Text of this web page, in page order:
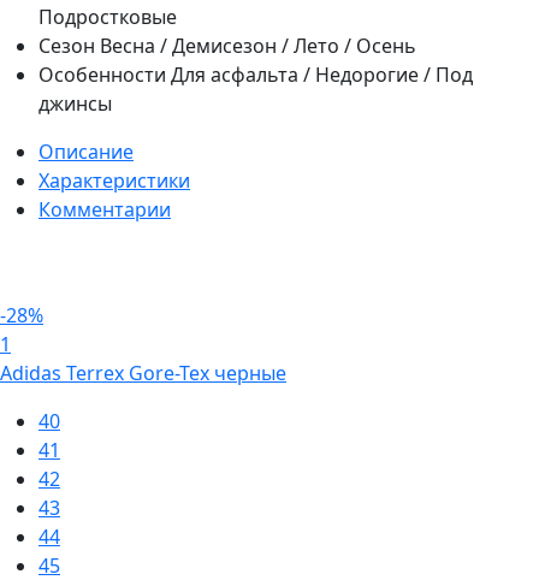
Подростковые
Сезон Весна / Демисезон / Лето / Осень
Особенности Для асфальта / Недорогие / Под
джинсы
Описание
Характеристики
Комментарии
-28%
1
Adidas Terrex Gore-Tex черные
40
41
42
43
44
45